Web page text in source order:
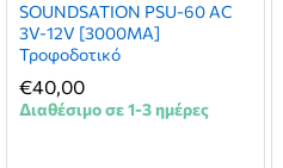
SOUNDSATION PSU-60 AC
3V-12V [3000MA]
Τροφοδοτικό
€40,00
Διαθέσιμο σε 1-3 ημέρες